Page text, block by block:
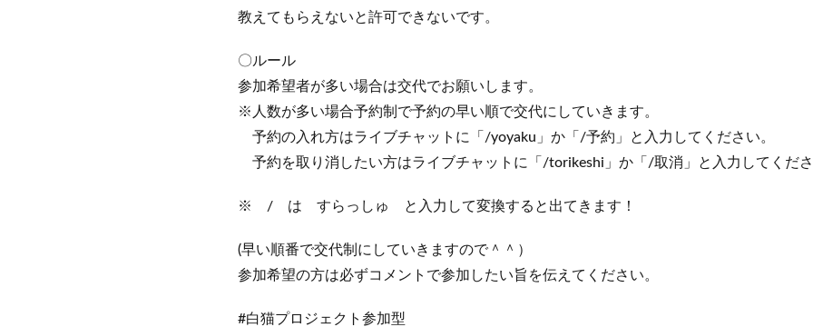
教えてもらえないと許可できないです。
〇ルール
参加希望者が多い場合は交代でお願いします。
※人数が多い場合予約制で予約の早い順で交代にしていきます。
予約の入れ方はライブチャットに「/yoyaku」か「/予約」と入力してください。
予約を取り消したい方はライブチャットに「/torikeshi」か「/取消」と入力してくだ
※ / は すらっしゅ と入力して変換すると出てきます！
(早い順番で交代制にしていきますので＾＾）
参加希望の方は必ずコメントで参加したい旨を伝えてください。
#白猫プロジェクト参加型